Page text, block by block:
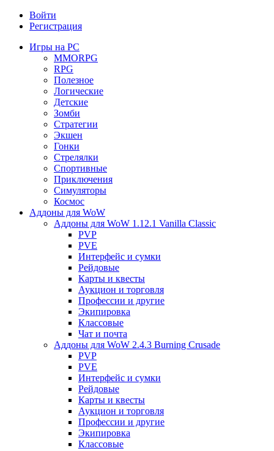
Войти
Регистрация
Игры на PC
MMORPG
RPG
Полезное
Логические
Детские
Зомби
Стратегии
Экшен
Гонки
Стрелялки
Спортивные
Приключения
Симуляторы
Космос
Аддоны для WoW
Аддоны для WoW 1.12.1 Vanilla Classic
PVP
PVE
Интерфейс и сумки
Рейдовые
Карты и квесты
Аукцион и торговля
Профессии и другие
Экипировка
Классовые
Чат и почта
Аддоны для WoW 2.4.3 Burning Crusade
PVP
PVE
Интерфейс и сумки
Рейдовые
Карты и квесты
Аукцион и торговля
Профессии и другие
Экипировка
Классовые